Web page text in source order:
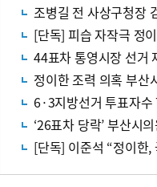
조병길 전 사상구청장
[단독] 피습 자작극 정
44표차 통영시장 선거
정이한 조력 의혹 부산
6·3지방선거 투표자
‘26표차 당락’ 부산시
[단독] 이준석 “정이한